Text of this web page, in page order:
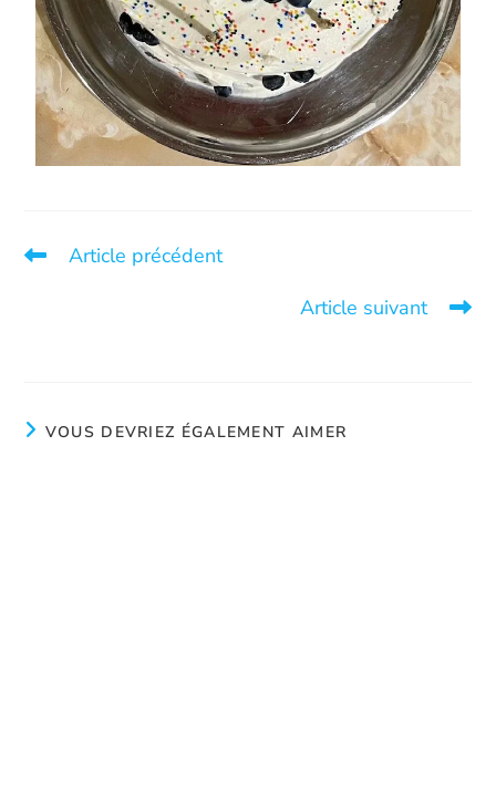
Article précédent
Article suivant
VOUS DEVRIEZ ÉGALEMENT AIMER